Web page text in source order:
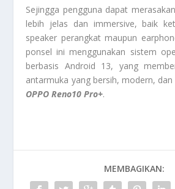
Sejingga pengguna dapat
lebih jelas dan immersive, baik
speaker perangkat maupun
ponsel ini menggunakan sistem
berbasis Android 13, yang
antarmuka yang bersih, modern,
OPPO Reno10 Pro+.
MEMBAGIKAN: